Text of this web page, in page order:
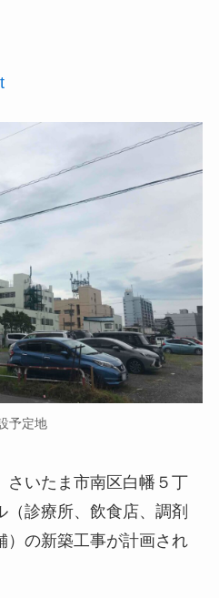
予定地
さいたま市南区白幡５丁
（診療所、飲食店、調剤
）の新築工事が計画され